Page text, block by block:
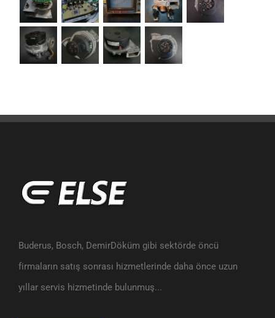
Buderus, Bosch, DemirDöküm gibi sektörde öncü
firmaların satış sonrası hizmetlerinde daha önce uzun
yıllar servis hizmetinde bulunmuş...